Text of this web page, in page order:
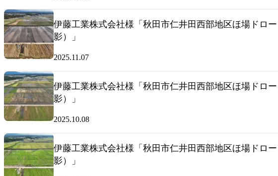
伊藤工業株式会社様「秋田市仁井田西部地区ほ場ドロ
影）」
2025.11.07
伊藤工業株式会社様「秋田市仁井田西部地区ほ場ドロ
影）」
2025.10.08
伊藤工業株式会社様「秋田市仁井田西部地区ほ場ドロ
影）」